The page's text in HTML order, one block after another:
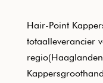
Hair-Point
totaalleverancier